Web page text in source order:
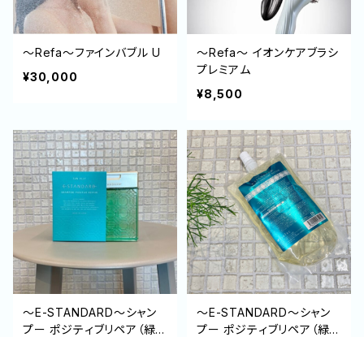
～Refa～ファインバブル U
¥30,000
～Refa～ イオンケアブラシ
プレミアム
¥8,500
～E-STANDARD～シャン
プー ポジティブリペア（緑）
～E-STANDARD～シャン
プー ポジティブリペア（緑）